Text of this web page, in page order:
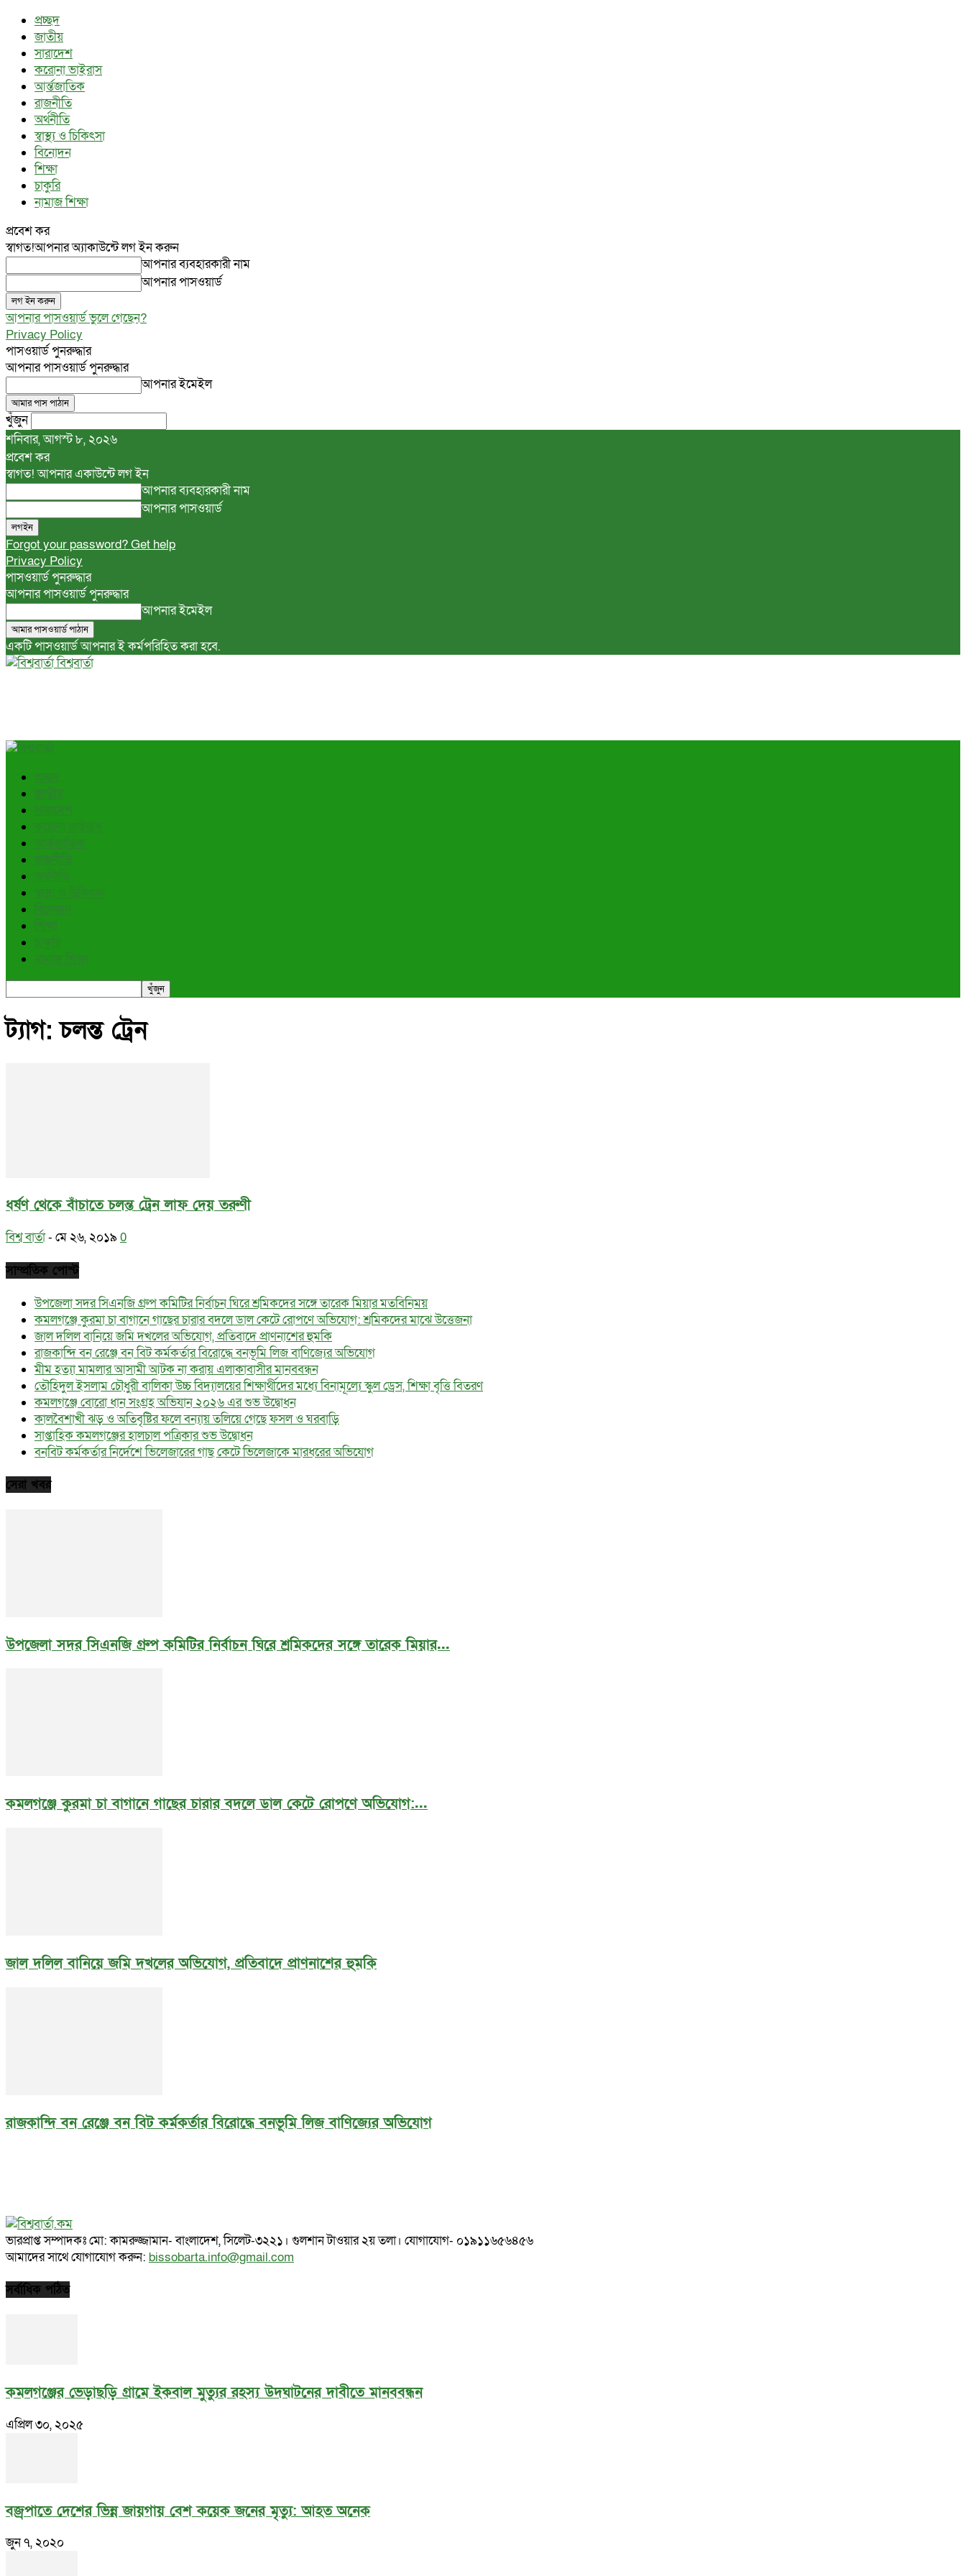
প্রচ্ছদ
জাতীয়
সারাদেশ
করোনা ভাইরাস
আর্ন্তজাতিক
রাজনীতি
অর্থনীতি
স্বাস্থ্য ও চিকিৎসা
বিনোদন
শিক্ষা
চাকুরি
নামাজ শিক্ষা
প্রবেশ কর
স্বাগত!আপনার অ্যাকাউন্টে লগ ইন করুন
আপনার ব্যবহারকারী নাম
আপনার পাসওয়ার্ড
আপনার পাসওয়ার্ড ভুলে গেছেন?
Privacy Policy
পাসওয়ার্ড পুনরুদ্ধার
আপনার পাসওয়ার্ড পুনরুদ্ধার
আপনার ইমেইল
খুঁজুন
শনিবার, আগস্ট ৮, ২০২৬
প্রবেশ কর
স্বাগত! আপনার একাউন্টে লগ ইন
আপনার ব্যবহারকারী নাম
আপনার পাসওয়ার্ড
Forgot your password? Get help
Privacy Policy
পাসওয়ার্ড পুনরুদ্ধার
আপনার পাসওয়ার্ড পুনরুদ্ধার
আপনার ইমেইল
একটি পাসওয়ার্ড আপনার ই কর্মপরিহিত করা হবে.
বিশ্ববার্তা
প্রচ্ছদ
জাতীয়
সারাদেশ
করোনা ভাইরাস
আর্ন্তজাতিক
রাজনীতি
অর্থনীতি
স্বাস্থ্য ও চিকিৎসা
বিনোদন
শিক্ষা
চাকুরি
নামাজ শিক্ষা
ট্যাগ: চলন্ত ট্রেন
ধর্ষণ থেকে বাঁচাতে চলন্ত ট্রেন লাফ দেয় তরুণী
বিশ্ব বার্তা- মে ২৬, ২০১৯ 0
সাম্প্রতিক পোস্ট
উপজেলা সদর সিএনজি গ্রুপ কমিটির নির্বাচন ঘিরে শ্রমিকদের সঙ্গে তারেক মিয়ার মতবিনিময়
কমলগঞ্জে কুরমা চা বাগানে গাছের চারার বদলে ডাল কেটে রোপণে অভিযোগ: শ্রমিকদের মাঝে উত্তেজনা
জাল দলিল বানিয়ে জমি দখলের অভিযোগ, প্রতিবাদে প্রাণনাশের হুমকি
রাজকান্দি বন রেঞ্জে বন বিট কর্মকর্তার বিরোদ্ধে বনভূমি লিজ বাণিজ্যের অভিযোগ
মীম হত্যা মামলার আসামী আটক না করায় এলাকাবাসীর মানববন্ধন
তৌহিদুল ইসলাম চৌধুরী বালিকা উচ্চ বিদ্যালয়ের শিক্ষার্থীদের মধ্যে বিনামূল্যে স্কুল ড্রেস, শিক্ষা বৃত্তি বিতরণ
কমলগঞ্জে বোরো ধান সংগ্রহ অভিযান ২০২৬ এর শুভ উদ্বোধন
কালবৈশাখী ঝড় ও অতিবৃষ্টির ফলে বন্যায় তলিয়ে গেছে ফসল ও ঘরবাড়ি
সাপ্তাহিক কমলগঞ্জের হালচাল পত্রিকার শুভ উদ্বোধন
বনবিট কর্মকর্তার নির্দেশে ভিলেজারের গাছ কেটে ভিলেজাকে মারধরের অভিযোগ
সেরা খবর
উপজেলা সদর সিএনজি গ্রুপ কমিটির নির্বাচন ঘিরে শ্রমিকদের সঙ্গে তারেক মিয়ার...
কমলগঞ্জে কুরমা চা বাগানে গাছের চারার বদলে ডাল কেটে রোপণে অভিযোগ:...
জাল দলিল বানিয়ে জমি দখলের অভিযোগ, প্রতিবাদে প্রাণনাশের হুমকি
রাজকান্দি বন রেঞ্জে বন বিট কর্মকর্তার বিরোদ্ধে বনভূমি লিজ বাণিজ্যের অভিযোগ
ভারপ্রাপ্ত সম্পাদকঃ মো: কামরুজ্জামান- বাংলাদেশ, সিলেট-৩২২১। গুলশান টাওয়ার ২য় তলা। যোগাযোগ- ০১৯১১৬৫৬৪৫৬
আমাদের সাথে যোগাযোগ করুন: bissobarta.info@gmail.com
সর্বাধিক পঠিত
কমলগঞ্জের ভেড়াছড়ি গ্রামে ইকবাল মুত্যুর রহস্য উদঘাটনের দাবীতে মানববন্ধন
এপ্রিল ৩০, ২০২৫
বজ্রপাতে দেশের ভিন্ন জায়গায় বেশ কয়েক জনের মৃত্যু: আহত অনেক
জুন ৭, ২০২০